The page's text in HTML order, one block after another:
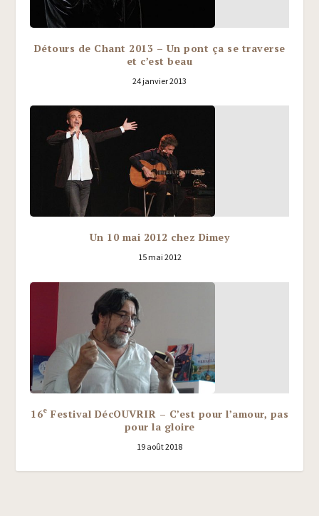
Détours de Chant 2013 – Un pont ça se traverse
et c’est beau
24 janvier 2013
Un 10 mai 2012 chez Dimey
15 mai 2012
16e Festival DécOUVRIR – C’est pour l’amour, pas
pour la gloire
19 août 2018